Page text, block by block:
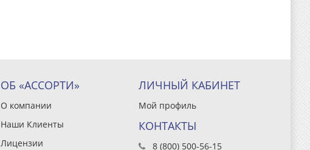
ОБ «АССОРТИ»
О компании
Наши Клиенты
Лицензии
ЛИЧНЫЙ КАБИНЕТ
Мой профиль
КОНТАКТЫ
8 (800) 500-56-15